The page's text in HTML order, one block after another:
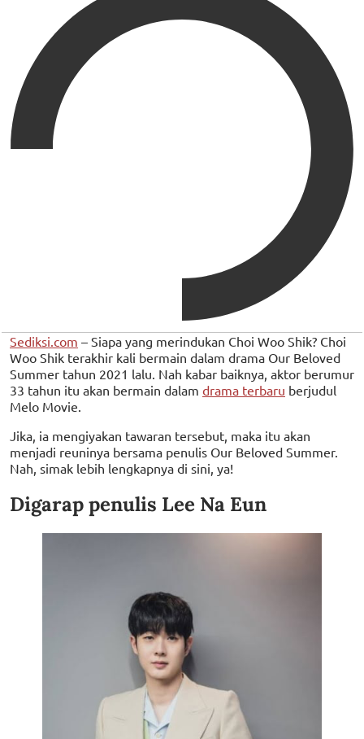
Sediksi.com – Siapa yang merindukan Choi Woo Shik? Choi
Woo Shik terakhir kali bermain dalam drama Our Beloved
Summer tahun 2021 lalu. Nah kabar baiknya, aktor berumur
33 tahun itu akan bermain dalam drama terbaru berjudul
Melo Movie.
Jika, ia mengiyakan tawaran tersebut, maka itu akan
menjadi reuninya bersama penulis Our Beloved Summer.
Nah, simak lebih lengkapnya di sini, ya!
Digarap penulis Lee Na Eun